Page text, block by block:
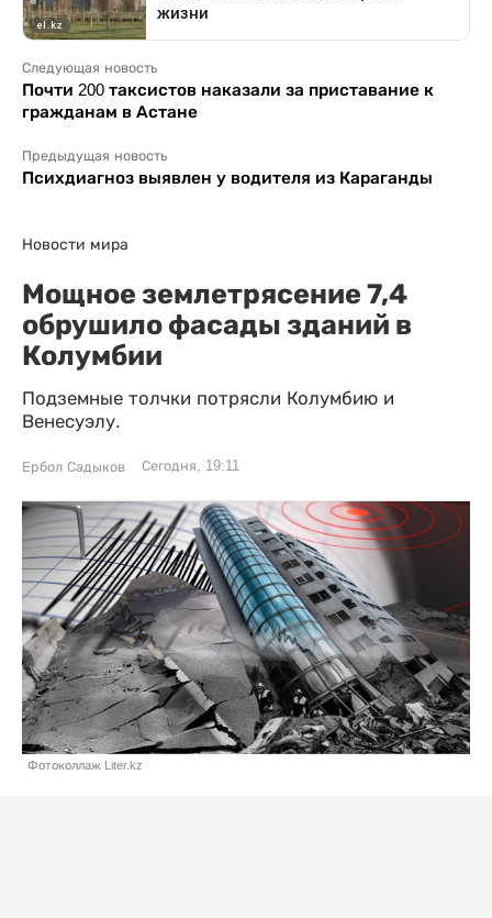
Следующая новость
Почти 200 таксистов наказали за приставание к
гражданам в Астане
Предыдущая новость
Психдиагноз выявлен у водителя из Караганды
Новости мира
Мощное землетрясение 7,4
обрушило фасады зданий в
Колумбии
Подземные толчки потрясли Колумбию и
Венесуэлу.
Ербол Садыков Сегодня, 19:11
Фотоколлаж Liter.kz